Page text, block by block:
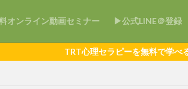
オンライン動画セミナー ▶公式LINE＠登録
TRT心理セラピーを無料で学べるオンライン